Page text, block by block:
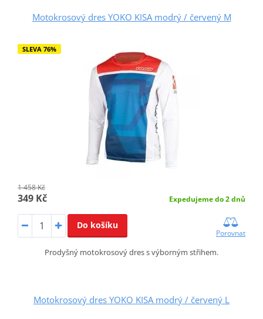
Motokrosový dres YOKO KISA modrý / červený M
SLEVA 76%
1 458 Kč
349 Kč Expedujeme do 2 dnů
Do košíku
Porovnat
Prodyšný motokrosový dres s výborným střihem.
Motokrosový dres YOKO KISA modrý / červený L